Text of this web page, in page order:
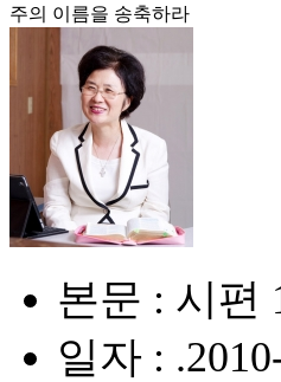
주의 이름을 송축하라
본문 : 시편
일자 :